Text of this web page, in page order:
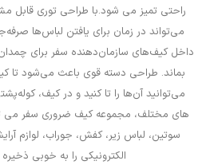
راحتی تمیز می شود.با طراحی توری قابل
می‌تواند در زمان برای یافتن لباس‌ها
داخل کیف‌های سازمان‌دهنده سفر برای
بماند. طراحی دسته قوی باعث می‌شود تا
می‌توانید آن‌ها را تا کنید و در کیف،
های مختلف، مجموعه کیف ضروری سفر می
سوتین، لباس زیر، کفش، جوراب، لوازم
الکترونیکی را به خوبی